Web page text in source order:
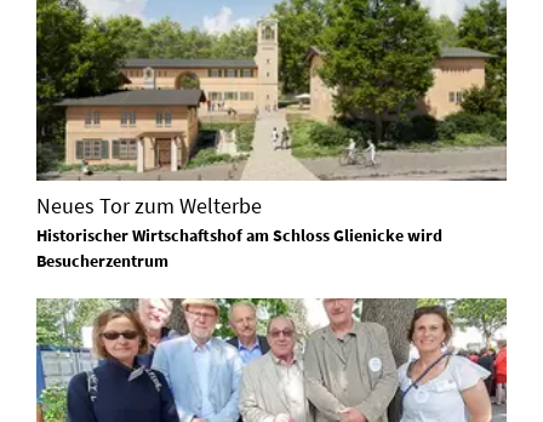
Neues Tor zum Welterbe
Historischer Wirtschaftshof am Schloss Glienicke wird
Besucherzentrum